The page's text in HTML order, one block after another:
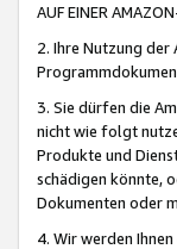
AUF EINER
2. Ihre Nutzung der
3. Sie dürfen die
nicht wie folgt
Produkte und
schädigen könnte,
Dokumenten oder
4. Wir werden